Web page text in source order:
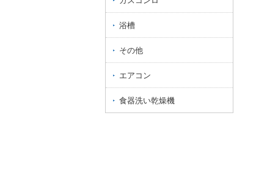
浴槽
その他
エアコン
食器洗い乾燥機